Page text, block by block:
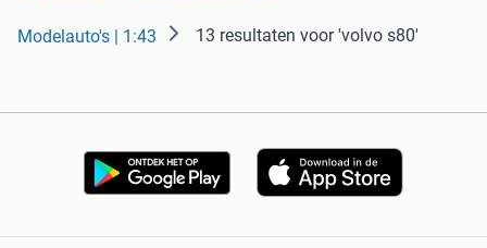
Modelauto's | 1:43 13 resultaten voor 'volvo s80'